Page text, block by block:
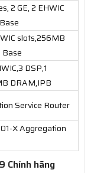
2 GE, 2 EHWIC
slots,256MB
Base
DSP,1
DRAM,IPB
Service Router
X Aggregation
Chính hãng